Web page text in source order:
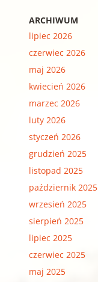
ARCHIWUM
lipiec 2026
czerwiec 2026
maj 2026
kwiecień 2026
marzec 2026
luty 2026
styczeń 2026
grudzień 2025
listopad 2025
październik 2025
wrzesień 2025
sierpień 2025
lipiec 2025
czerwiec 2025
maj 2025